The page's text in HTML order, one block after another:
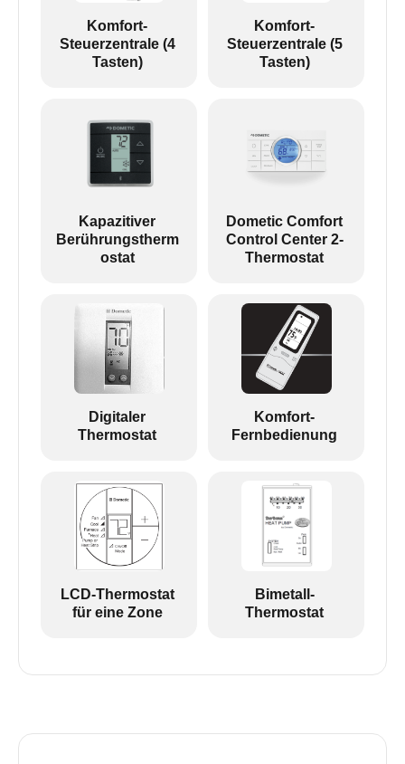
Komfort-
Steuerzentrale (4
Tasten)
Komfort-
Steuerzentrale (5
Tasten)
Kapazitiver
Berührungstherm
ostat
Dometic Comfort
Control Center 2-
Thermostat
Digitaler
Thermostat
Komfort-
Fernbedienung
LCD-Thermostat
für eine Zone
Bimetall-
Thermostat